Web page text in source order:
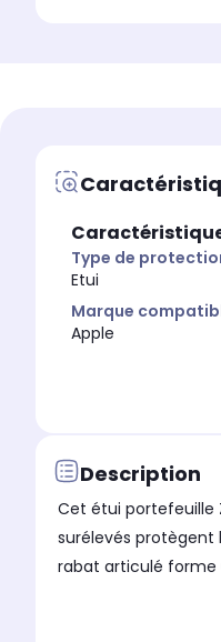
Type de
Etui
Marque
Apple
Description
Cet étui portefeuille
surélevés protègent
rabat articulé forme